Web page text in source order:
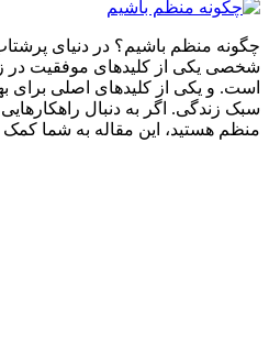
چگونه منظم باشیم؟ در دنیای
شخصی یکی از کلیدهای موفقیت
است. و یکی از کلیدهای اصلی برای
سبک زندگی. اگر به دنبال
منظم هستید، این مقاله به شما